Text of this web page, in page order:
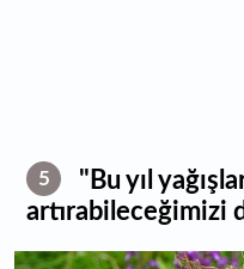
5
"Bu yıl
artırabileceğimizi